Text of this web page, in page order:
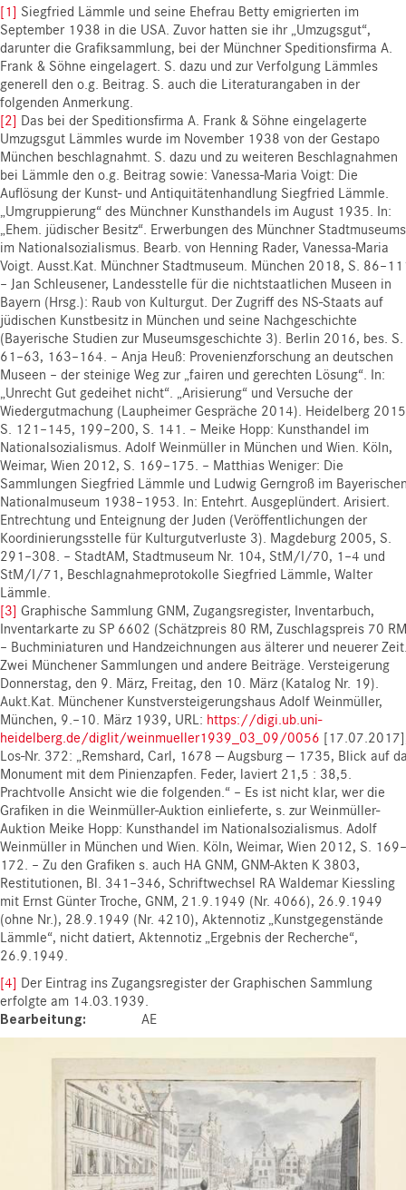
[1] Siegfried Lämmle und seine Ehefrau Betty emigrierten im
September 1938 in die USA. Zuvor hatten sie ihr „Umzugsgut“,
darunter die Grafiksammlung, bei der Münchner Speditionsfirma A.
Frank & Söhne eingelagert. S. dazu und zur Verfolgung Lämmles
generell den o.g. Beitrag. S. auch die Literaturangaben in der
folgenden Anmerkung.
[2] Das bei der Speditionsfirma A. Frank & Söhne eingelagerte
Umzugsgut Lämmles wurde im November 1938 von der Gestapo
München beschlagnahmt. S. dazu und zu weiteren Beschlagnahmen
bei Lämmle den o.g. Beitrag sowie: Vanessa-Maria Voigt: Die
Auflösung der Kunst- und Antiquitätenhandlung Siegfried Lämmle.
„Umgruppierung“ des Münchner Kunsthandels im August 1935. In:
„Ehem. jüdischer Besitz“. Erwerbungen des Münchner Stadtmuseums
im Nationalsozialismus. Bearb. von Henning Rader, Vanessa-Maria
Voigt. Ausst.Kat. Münchner Stadtmuseum. München 2018, S.
– Jan Schleusener, Landesstelle für die nichtstaatlichen Museen in
Bayern (Hrsg.): Raub von Kulturgut. Der Zugriff des NS-Staats auf
jüdischen Kunstbesitz in München und seine Nachgeschichte
(Bayerische Studien zur Museumsgeschichte 3). Berlin 2016, bes. S.
61–63, 163–164. – Anja Heuß: Provenienzforschung an deutschen
Museen – der steinige Weg zur „fairen und gerechten Lösung“. In:
„Unrecht Gut gedeihet nicht“. „Arisierung“ und Versuche der
Wiedergutmachung (Laupheimer Gespräche 2014). Heidelberg
S. 121–145, 199–200, S. 141. – Meike Hopp: Kunsthandel im
Nationalsozialismus. Adolf Weinmüller in München und Wien. Köln,
Weimar, Wien 2012, S. 169–175. – Matthias Weniger: Die
Sammlungen Siegfried Lämmle und Ludwig Gerngroß im
Nationalmuseum 1938–1953. In: Entehrt. Ausgeplündert. Arisiert.
Entrechtung und Enteignung der Juden (Veröffentlichungen der
Koordinierungsstelle für Kulturgutverluste 3). Magdeburg 2005, S.
291–308. – StadtAM, Stadtmuseum Nr. 104, StM/I/70, 1–4 und
StM/I/71, Beschlagnahmeprotokolle Siegfried Lämmle, Walter
Lämmle.
[3] Graphische Sammlung GNM, Zugangsregister, Inventarbuch,
Inventarkarte zu SP 6602 (Schätzpreis 80 RM, Zuschlagspreis 70
– Buchminiaturen und Handzeichnungen aus älterer und neuerer
Zwei Münchener Sammlungen und andere Beiträge. Versteigerung
Donnerstag, den 9. März, Freitag, den 10. März (Katalog Nr. 19).
Aukt.Kat. Münchener Kunstversteigerungshaus Adolf Weinmüller,
München, 9.–10. März 1939, URL: https://digi.ub.uni-
heidelberg.de/diglit/weinmueller1939_03_09/0056
Los-Nr. 372: „Remshard, Carl, 1678 — Augsburg — 1735, Blick auf
Monument mit dem Pinienzapfen. Feder, laviert 21,5 : 38,5.
Prachtvolle Ansicht wie die folgenden.“ – Es ist nicht klar, wer die
Grafiken in die Weinmüller-Auktion einlieferte, s. zur Weinmüller-
Auktion Meike Hopp: Kunsthandel im Nationalsozialismus. Adolf
Weinmüller in München und Wien. Köln, Weimar, Wien 2012, S. 169–
172. – Zu den Grafiken s. auch HA GNM, GNM-Akten K 3803,
Restitutionen, Bl. 341–346, Schriftwechsel RA Waldemar Kiessling
mit Ernst Günter Troche, GNM, 21.9.1949 (Nr. 4066), 26.9.1949
(ohne Nr.), 28.9.1949 (Nr. 4210), Aktennotiz „Kunstgegenstände
Lämmle“, nicht datiert, Aktennotiz „Ergebnis der Recherche“,
26.9.1949.
[4] Der Eintrag ins Zugangsregister der Graphischen Sammlung
erfolgte am 14.03.1939.
Bearbeitung AE